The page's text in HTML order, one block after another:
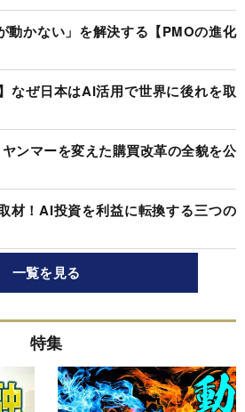
動かない」を解決する【PMOの進化
なぜ日本はAI活用で世界に後れを取
ンマーを変えた購買改革の全貌を公
材！AI投資を利益に転換する三つの
一覧を見る
特集